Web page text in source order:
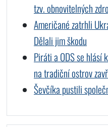
tzv. obnovitelných
Američané zatrhli
Dělali jim škodu
Piráti a ODS se hlásí
na tradiční ostrov
Ševčíka pustili